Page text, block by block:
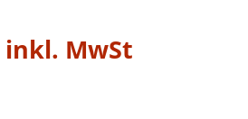
inkl. MwSt